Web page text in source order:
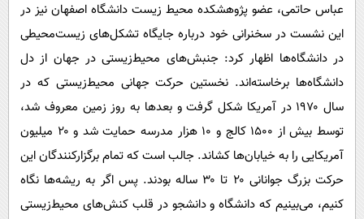
عباس حاتمی، عضو پژوهشکده محیط زیست دانشگاه اصفهان نیز در
این نشست در سخنرانی خود درباره جایگاه تشکل‌های زیست‌محیطی
در دانشگاه‌ها اظهار کرد: جنبش‌های محیط‌زیستی در جهان از دل
دانشگاه‌ها برخاسته‌اند. نخستین حرکت جهانی محیط‌زیستی که در
سال ۱۹۷۰ در آمریکا شکل گرفت و بعدها به روز زمین معروف شد،
توسط بیش از ۱۵۰۰ کالج و ۱۰ هزار مدرسه حمایت شد و ۲۰ میلیون
آمریکایی را به خیابان‌ها کشاند. جالب است که تمام برگزارکنندگان این
حرکت بزرگ جوانانی ۲۰ تا ۳۰ ساله بودند. پس اگر به ریشه‌ها نگاه
کنیم، می‌بینیم که دانشگاه و دانشجو در قلب کنش‌های محیط‌زیستی